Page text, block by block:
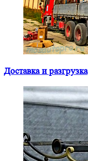
Доставка и разгрузка